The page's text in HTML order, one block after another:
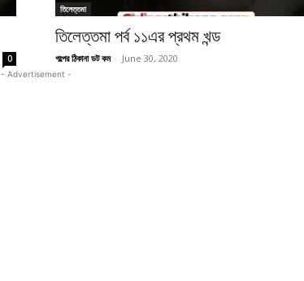
0
তিলেত্তমা
তিলেত্তমা পর্ব ১১এর প্রথম খন্ড
গল্পের ঠিকানা ডট কম - June 30, 2020
- Advertisement -